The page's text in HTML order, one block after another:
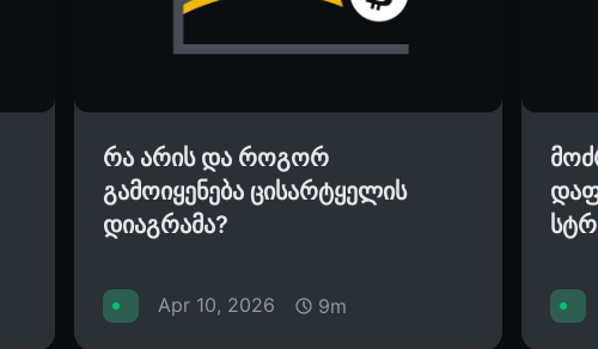
რა არის და როგორ
გამოიყენება ცისარტყელის
დიაგრამა?
Apr 10, 2026 9m